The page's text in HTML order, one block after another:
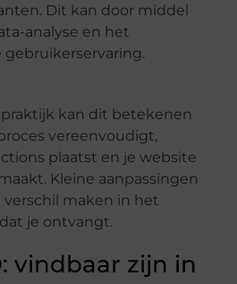
Dit kan door middel
analyse en het
kan dit betekenen
vereenvoudigt,
plaatst en je website
Kleine aanpassingen
maken in het
je ontvangt.
vindbaar zijn in